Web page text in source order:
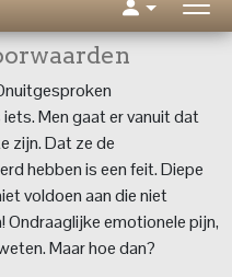
Men gaat er vanuit dat
zijn. Dat ze de
hebben is een feit. Diepe
voldoen aan die niet
emotionele pijn,
Maar hoe dan?